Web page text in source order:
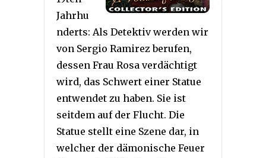
Jahrhu
nderts: Als Detektiv werden wir
von Sergio Ramirez berufen,
dessen Frau Rosa verdächtigt
wird, das Schwert einer Statue
entwendet zu haben. Sie ist
seitdem auf der Flucht. Die
Statue stellt eine Szene dar, in
welcher der dämonische Feuer